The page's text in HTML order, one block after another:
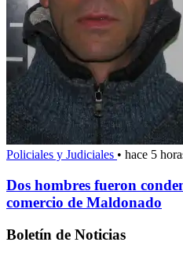
Policiales y Judiciales • hace 5
Dos hombres fueron
comercio de Maldonado
Boletín de Noticias